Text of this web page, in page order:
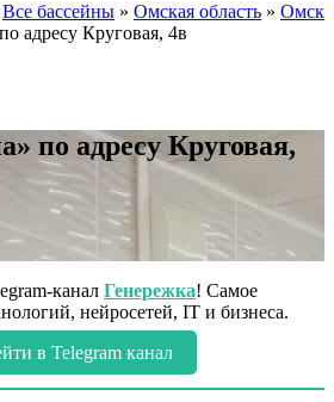
Все бассейны » Омская область » Омск
адресу Круговая, 4в
по адресу Круговая,
канал Генережка! Самое
нейросетей, IT и бизнеса.
в Telegram канал